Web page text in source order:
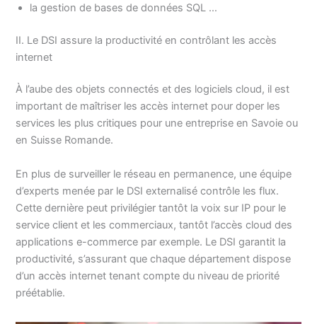
la gestion de bases de données SQL …
II. Le DSI assure la productivité en contrôlant les accès
internet
À l’aube des objets connectés et des logiciels cloud, il est
important de maîtriser les accès internet pour doper les
services les plus critiques pour une entreprise en Savoie ou
en Suisse Romande.
En plus de surveiller le réseau en permanence, une équipe
d’experts menée par le DSI externalisé contrôle les flux.
Cette dernière peut privilégier tantôt la voix sur IP pour le
service client et les commerciaux, tantôt l’accès cloud des
applications e-commerce par exemple. Le DSI garantit la
productivité, s’assurant que chaque département dispose
d’un accès internet tenant compte du niveau de priorité
préétablie.